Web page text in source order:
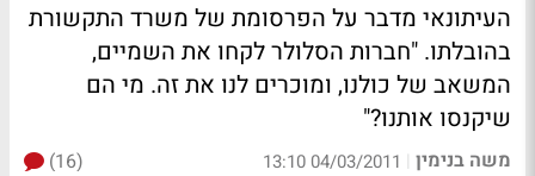
העיתונאי מדבר על הפרסומת של משרד התקשורת
בהובלתו. "חברות הסלולר לקחו את השמיים,
המשאב של כולנו, ומוכרים לנו את זה. מי הם
שיקנסו אותנו?"
משה בנימין |
04/03/2011 13:10
(16)